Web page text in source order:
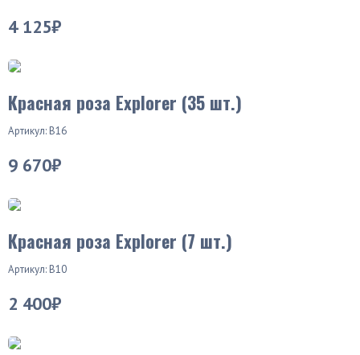
4 125₽
Красная роза Explorer (35 шт.)
Артикул: В16
9 670₽
Красная роза Explorer (7 шт.)
Артикул: В10
2 400₽